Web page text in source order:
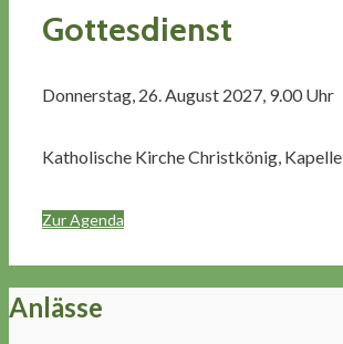
Gottesdienst
Donnerstag, 26. August 2027, 9.00 Uhr
Katholische Kirche Christkönig, Kapelle
Zur Agenda
Anlässe